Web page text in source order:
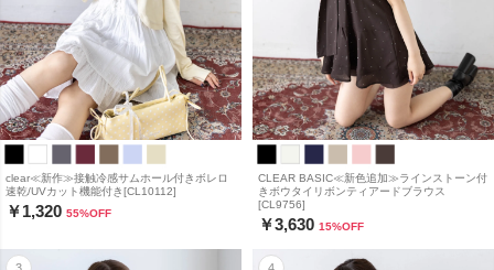
clear≪新作≫接触冷感サムホール付きボレロ
速乾/UVカット機能付き[CL10112]
￥1,320 55%OFF
CLEAR BASIC≪新色追加≫ラインストーン付
きボウタイリボンティアードブラウス
[CL9756]
￥3,630 15%OFF